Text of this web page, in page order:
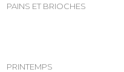
PAINS ET BRIOCHES
PRINTEMPS